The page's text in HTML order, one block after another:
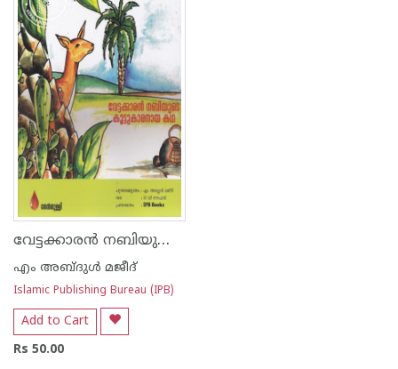
വേട്ടക്കാരന്‍ നബിയുടെ കൂട്ടുകാരനായ കഥ
എം അബ്ദുള്‍ മജീദ്
Islamic Publishing Bureau (IPB)
Add to Cart
Rs 50.00